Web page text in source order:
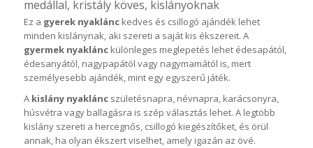
medállal, kristály köves, kislányoknak
Ez a gyerek nyaklánc kedves és csillogó ajándék lehet
minden kislánynak, aki szereti a saját kis ékszereit. A
gyermek nyaklánc különleges meglepetés lehet édesapától,
édesanyától, nagypapától vagy nagymamától is, mert
személyesebb ajándék, mint egy egyszerű játék.
A kislány nyaklánc születésnapra, névnapra, karácsonyra,
húsvétra vagy ballagásra is szép választás lehet. A legtöbb
kislány szereti a hercegnős, csillogó kiegészítőket, és örül
annak, ha olyan ékszert viselhet, amely igazán az övé.